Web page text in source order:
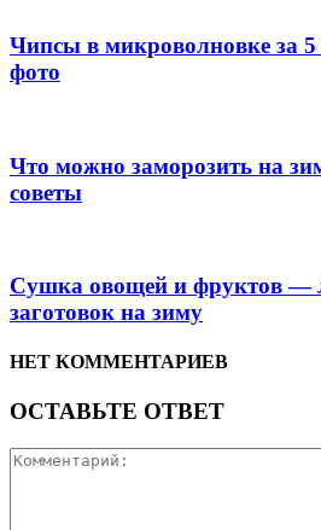
Чипсы в микроволновке за
фото
Что можно заморозить на
советы
Сушка овощей и фруктов —
заготовок на зиму
НЕТ КОММЕНТАРИЕВ
ОСТАВЬТЕ ОТВЕТ